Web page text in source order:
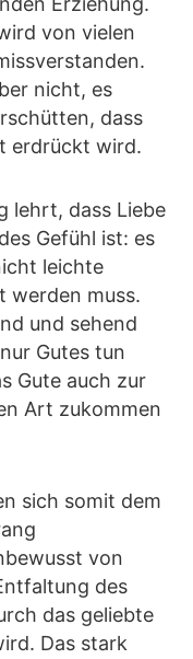
von vielen
nicht, es
dass
erdrückt wird.
lehrt, dass Liebe
Gefühl ist: es
leichte
werden muss.
und sehend
Gutes tun
Gute auch zur
Art zukommen
sich somit dem
von
des
das geliebte
Das stark